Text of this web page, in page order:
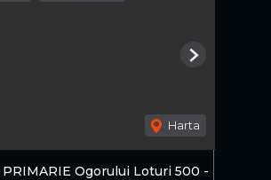
Harta
Next
PRIMARIE Ogorului Loturi 500 -